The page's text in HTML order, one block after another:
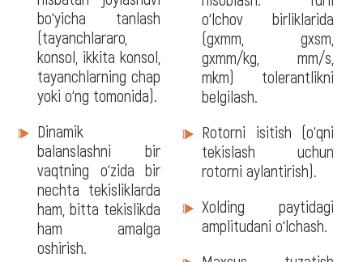
bo‘yicha tanlash
(tayanchlararo,
konsol, ikkita konsol,
tayanchlarning chap
yoki o‘ng tomonida).
Dinamik
balanslashni bir
vaqtning o‘zida bir
nechta tekisliklarda
ham, bitta tekislikda
ham amalga
oshirish.
o‘lchov birliklarida
(gxmm, gxsm,
gxmm/kg, mm/s,
mkm) tolerantlikni
belgilash.
Rotorni isitish (o‘qni
tekislash uchun
rotorni aylantirish).
Xolding paytidagi
amplitudani o‘lchash.